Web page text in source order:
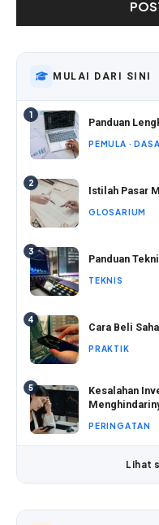
MULAI DARI SINI
1
Panduan
PEMULA ·
2
Istilah Pasar
GLOSARIUM
3
Panduan
TEKNIS
4
Cara Beli
PRAKTIK
5
Kesalahan
PERINGATAN
Lihat